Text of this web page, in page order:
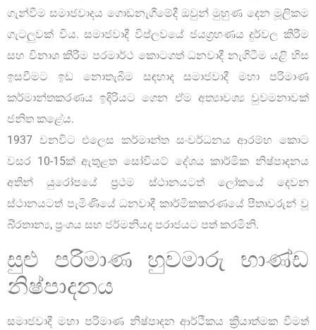
ගැන්වීම සමාජවාදය ගොඩනැගීමේදී ඔවුන් මුහුණ දෙන මූලිකම
ගැටලුවක් විය. සමාජවාදී විප්ලවයේ ජයග්‍රහණය දුර්වල කිරීම
සහ විනාශ කිරීම පරමාර්ථ කොටගත් ධනවාදී නැගිටීම යළි හිස
ඉසවීමට ඉඩ නොතැබීම සඳහාද සමාජවාදී මහා පරිමාණ
කර්මාන්තකරණය ඉදිරියට ගෙන ඒම අත්‍යාවශ්‍ය වුවමනාවක්
ජනිත කළේය.
1937 වනවිට එලෙස කර්මාන්ත සංවර්ධනය ආරම්භ කොට
වසර 10-15ක් ඇතුළත සෝවියට් දේශය කාර්මික නිෂ්පාදනය
අතින් යුරෝපයේ ප්‍රථම ස්ථානයටත් ලෝකයේ දෙවන
ස්ථානයටත් පැමිණියේ ධනවාදී කාර්මිකකරණයේ පීතෘවරුන් වූ
බි්‍රතාන්‍ය, ප්‍රංශය සහ ජර්මනියද පරාජයට පත් කරමිනි.
සුළු පරිමාණ හුවමාරු භාණ්ඩ
නිෂ්පාදනය
සමාජවාදී මහා පරිමාණ නිෂ්පාදන ආර්ථිකය ක්‍රියාත්මක වීමත්